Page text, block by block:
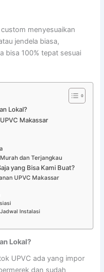
menyesuaikan
jendela biasa,
bisa 100% tepat sesuai
Lokal?
Makassar
dan Terjangkau
yang Bisa Kami Buat?
UPVC Makassar
Instalasi
Lokal?
UPVC ada yang impor
dan sudah